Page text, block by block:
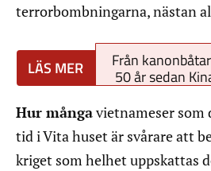
terrorbombningarna, nästan
Från
50 år sedan
Hur mångavietnameser som
tid i Vita huset är svårare att
kriget som helhet uppskattas